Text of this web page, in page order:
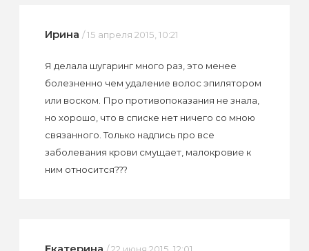
Ирина / 15 апреля 2015, 10:21
Я делала шугаринг много раз, это менее
болезненно чем удаление волос эпилятором
или воском. Про противопоказания не знала,
но хорошо, что в списке нет ничего со мною
связанного. Только надпись про все
заболевания крови смущает, малокровие к
ним относится???